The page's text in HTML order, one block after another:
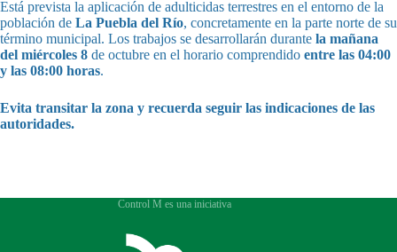
Está prevista la aplicación de adulticidas terrestres en el entorno de la
población de La Puebla del Río, concretamente en la parte norte de su
término municipal. Los trabajos se desarrollarán durante la mañana
del miércoles 8 de octubre en el horario comprendido entre las 04:00
y las 08:00 horas.
Evita transitar la zona y recuerda seguir las indicaciones de las
autoridades.
Control M es una iniciativa